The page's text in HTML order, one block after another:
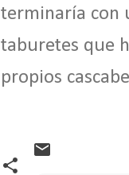
terminaría con
taburetes que
propios